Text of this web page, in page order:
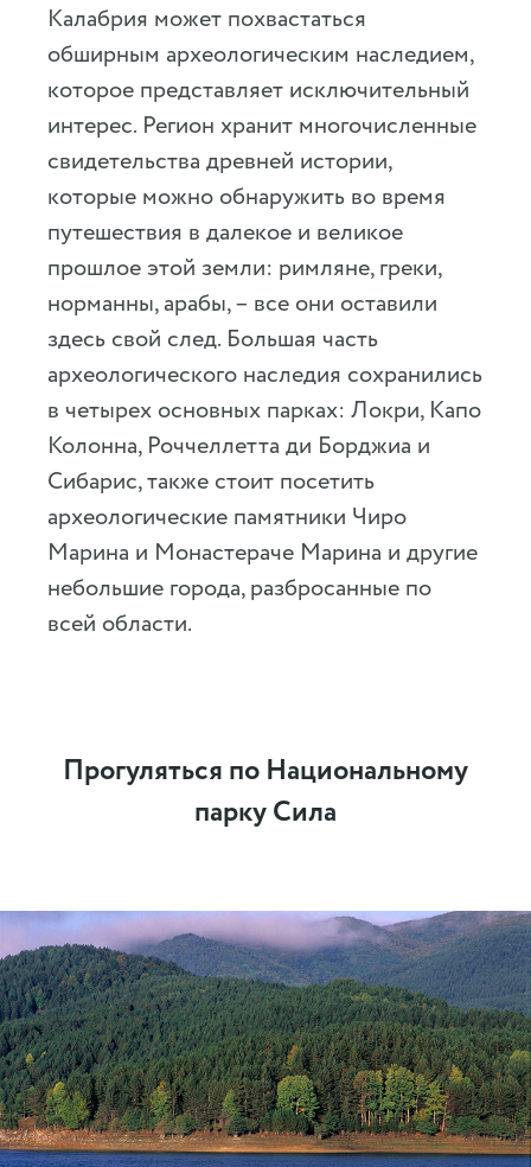
Калабрия может похвастаться
обширным археологическим наследием,
которое представляет исключительный
интерес. Регион хранит многочисленные
свидетельства древней истории,
которые можно обнаружить во время
путешествия в далекое и великое
прошлое этой земли: римляне, греки,
норманны, арабы, – все они оставили
здесь свой след. Большая часть
археологического наследия сохранились
в четырех основных парках: Локри, Капо
Колонна, Роччеллетта ди Борджиа и
Сибарис, также стоит посетить
археологические памятники Чиро
Марина и Монастераче Марина и другие
небольшие города, разбросанные по
всей области.
Прогуляться по Национальному
парку Сила